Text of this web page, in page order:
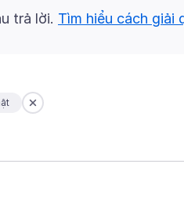
trả lời. Tìm hiểu cách giải